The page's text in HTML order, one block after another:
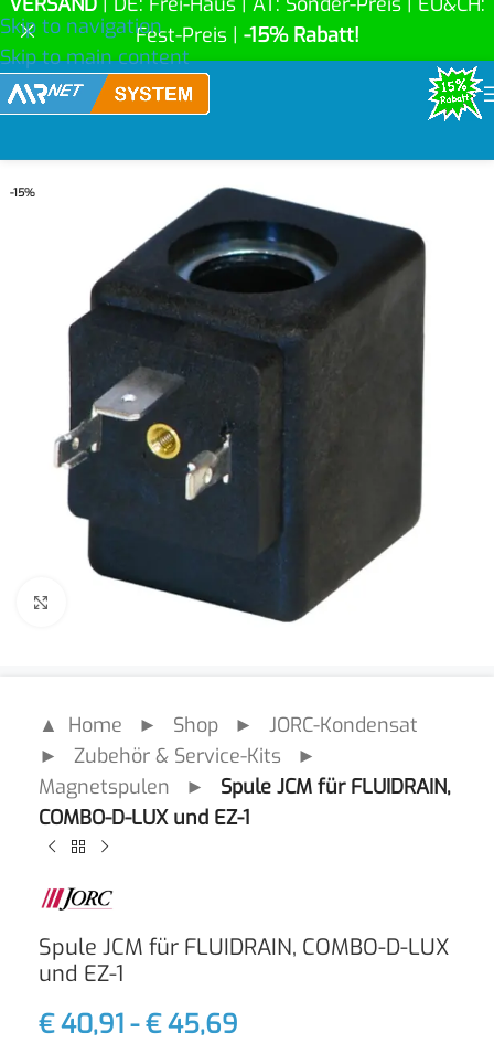
Skip to navigation
Skip to main content
Fest-Preis | -15% Rabatt!
-15%
Click to enlarge
▲ Home ► Shop ► JORC-Kondensat
► Zubehör & Service-Kits ►
Magnetspulen ► Spule JCM für FLUIDRAIN,
COMBO-D-LUX und EZ-1
Spule JCM für FLUIDRAIN, COMBO-D-LUX
und EZ-1
€40,91-€45,69